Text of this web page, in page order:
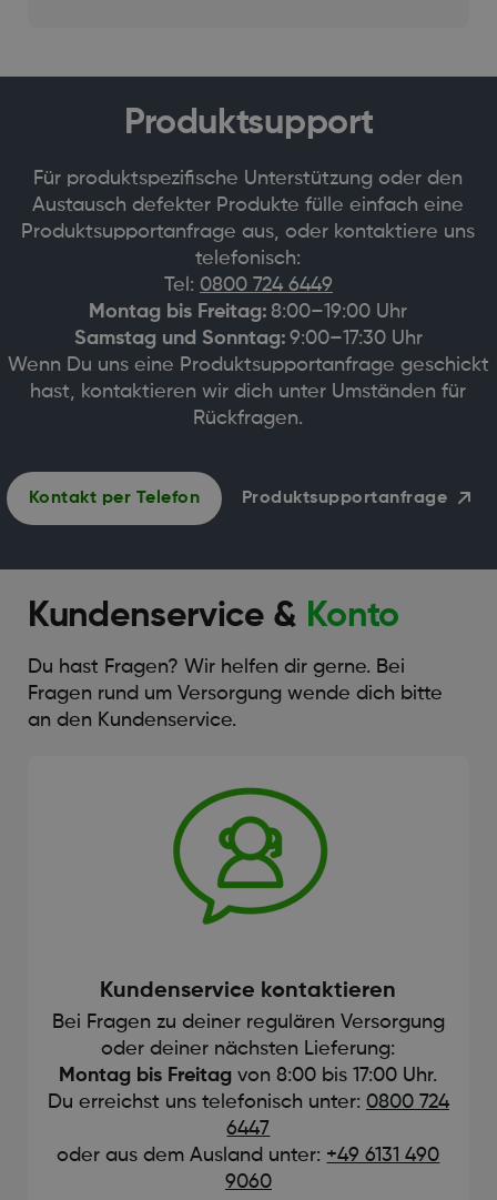
Produktsupport
Für produktspezifische Unterstützung oder den
Austausch defekter Produkte fülle einfach eine
Produktsupportanfrage aus, oder kontaktiere uns
telefonisch:
Tel: 0800 724 6449
Montag bis Freitag: 8:00–19:00 Uhr
Samstag und Sonntag: 9:00–17:30 Uhr
Wenn Du uns eine Produktsupportanfrage geschickt
hast, kontaktieren wir dich unter Umständen für
Rückfragen.
Kontakt per Telefon Produktsupportanfrage
Kundenservice & Konto
Du hast Fragen? Wir helfen dir gerne. Bei
Fragen rund um Versorgung wende dich bitte
an den Kundenservice.
Kundenservice kontaktieren
Bei Fragen zu deiner regulären Versorgung
oder deiner nächsten Lieferung:
Montag bis Freitag von 8:00 bis 17:00 Uhr.
Du erreichst uns telefonisch unter: 0800 724
6447
oder aus dem Ausland unter: +49 6131 490
9060